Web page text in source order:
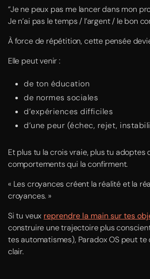
“Je ne peux pas me lancer dans mon
Je n’ai pas le temps / l’argent / le bon
À force de répétition, cette pensée
Elle peut venir :
de ton éducation
de normes sociales
d’expériences difficiles
d’une peur (échec, rejet,
Et plus tu la crois vraie, plus tu adoptes
comportements qui la confirment.
« Les croyances créent la réalité et la
croyances. »
Si tu veux reprendre la main sur tes
construire une trajectoire plus
tes automatismes), Paradox OS peut
clair.